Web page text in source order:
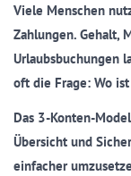
Viele Menschen
Zahlungen. Gehalt,
Urlaubsbuchungen
oft die Frage: Wo
Das 3-Konten-
Übersicht und
einfacher